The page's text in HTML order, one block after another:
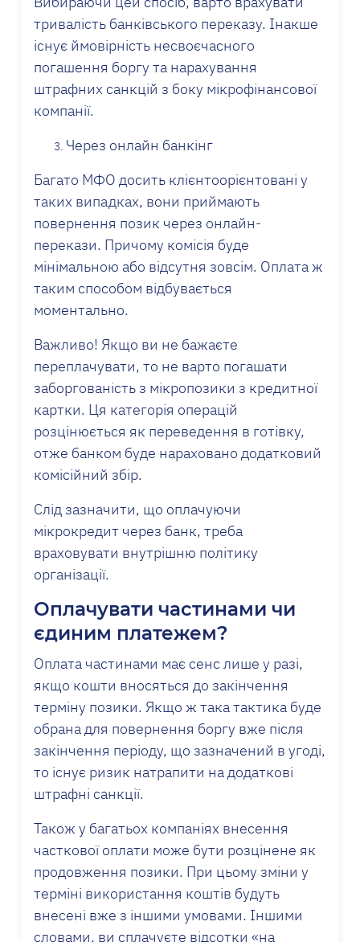
тривалість банківського переказу. Інакше
існує ймовірність несвоєчасного
погашення боргу та нарахування
штрафних санкцій з боку мікрофінансової
компанії.
Через онлайн банкінг
Багато МФО досить клієнтоорієнтовані у
таких випадках, вони приймають
повернення позик через онлайн-
перекази. Причому комісія буде
мінімальною або відсутня зовсім. Оплата ж
таким способом відбувається
моментально.
Важливо! Якщо ви не бажаєте
переплачувати, то не варто погашати
заборгованість з мікропозики з кредитної
картки. Ця категорія операцій
розцінюється як переведення в готівку,
отже банком буде нараховано додатковий
комісійний збір.
Слід зазначити, що оплачуючи
мікрокредит через банк, треба
враховувати внутрішню політику
організації.
Оплачувати частинами чи
єдиним платежем?
Оплата частинами має сенс лише у разі,
якщо кошти вносяться до закінчення
терміну позики. Якщо ж така тактика буде
обрана для повернення боргу вже після
закінчення періоду, що зазначений в угоді,
то існує ризик натрапити на додаткові
штрафні санкції.
Також у багатьох компаніях внесення
часткової оплати може бути розцінене як
продовження позики. При цьому зміни у
терміні використання коштів будуть
внесені вже з іншими умовами. Іншими
словами, ви сплачуєте відсотки «на